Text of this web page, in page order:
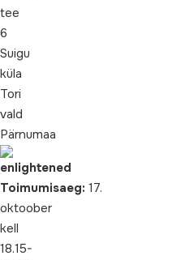
tee
6
Suigu
küla
Tori
vald
Pärnumaa
Toimumisaeg: 17.
oktoober
kell
18.15-